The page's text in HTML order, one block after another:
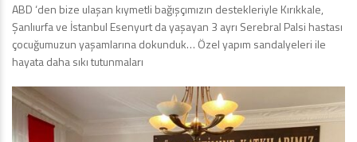
ABD ‘den bize ulaşan kıymetli bağışçımızın destekleriyle Kırıkkale,
Şanlıurfa ve İstanbul Esenyurt da yaşayan 3 ayrı Serebral Palsi hastası
çocuğumuzun yaşamlarına dokunduk… Özel yapım sandalyeleri ile
hayata daha sıkı tutunmaları